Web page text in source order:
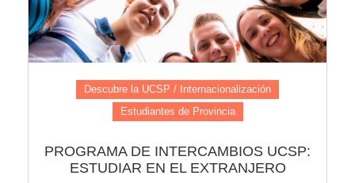
Descubre la UCSP / Internacionalización
Estudiantes de Provincia
PROGRAMA DE INTERCAMBIOS UCSP:
ESTUDIAR EN EL EXTRANJERO